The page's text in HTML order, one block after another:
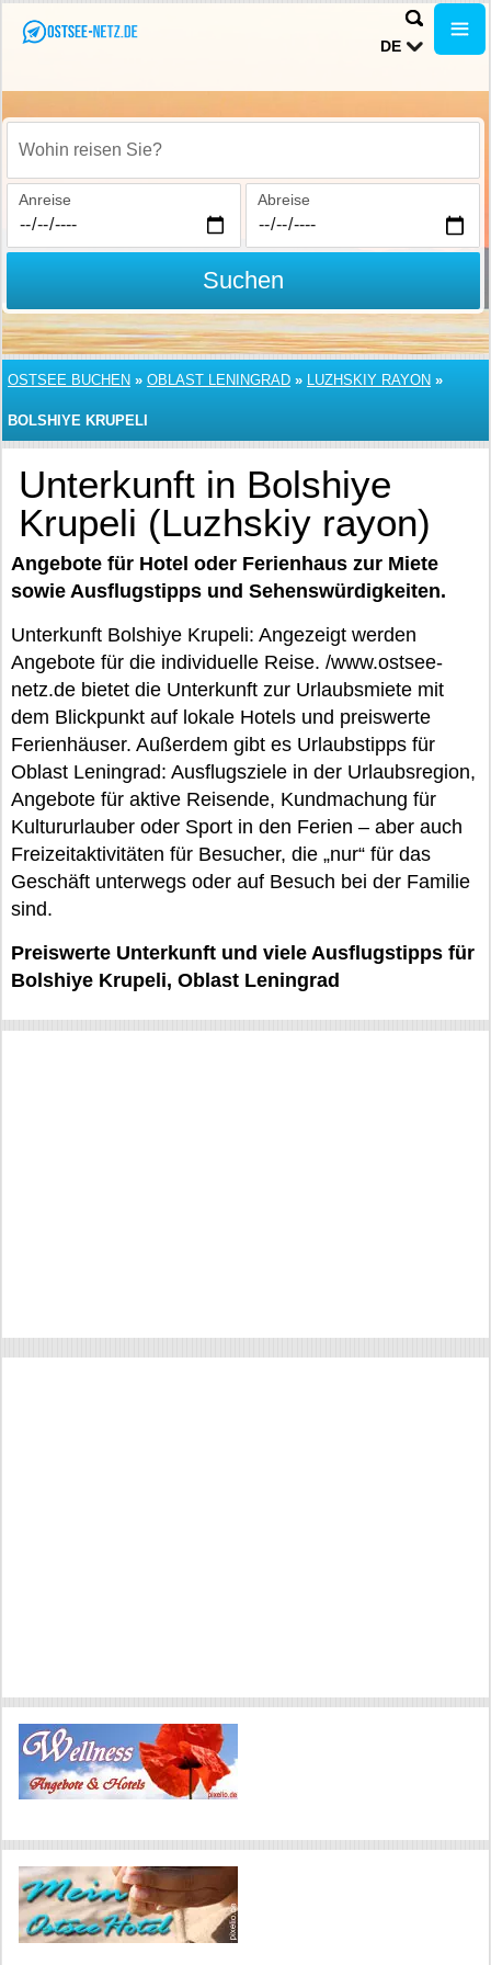
DE
Wohin reisen Sie?
Anreise Abreise
Suchen
OSTSEE BUCHEN » OBLAST LENINGRAD » LUZHSKIY RAYON »
BOLSHIYE KRUPELI
Unterkunft in Bolshiye
Krupeli (Luzhskiy rayon)
Angebote für Hotel oder Ferienhaus zur Miete
sowie Ausflugstipps und Sehenswürdigkeiten.
Unterkunft Bolshiye Krupeli: Angezeigt werden
Angebote für die individuelle Reise. /www.ostsee-
netz.de bietet die Unterkunft zur Urlaubsmiete mit
dem Blickpunkt auf lokale Hotels und preiswerte
Ferienhäuser. Außerdem gibt es Urlaubstipps für
Oblast Leningrad: Ausflugsziele in der Urlaubsregion,
Angebote für aktive Reisende, Kundmachung für
Kultururlauber oder Sport in den Ferien – aber auch
Freizeitaktivitäten für Besucher, die „nur“ für das
Geschäft unterwegs oder auf Besuch bei der Familie
sind.
Preiswerte Unterkunft und viele Ausflugstipps für
Bolshiye Krupeli, Oblast Leningrad